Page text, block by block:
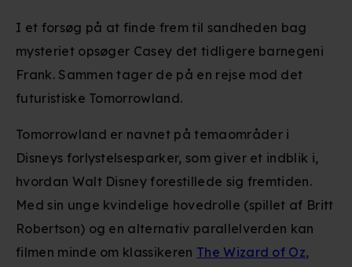
I et forsøg på at finde frem til sandheden bag
mysteriet opsøger Casey det tidligere barnegeni
Frank. Sammen tager de på en rejse mod det
futuristiske Tomorrowland.
Tomorrowland er navnet på temaområder i
Disneys forlystelsesparker, som giver et indblik i,
hvordan Walt Disney forestillede sig fremtiden.
Med sin unge kvindelige hovedrolle (spillet af Britt
Robertson) og en alternativ parallelverden kan
filmen minde om klassikeren The Wizard of Oz,